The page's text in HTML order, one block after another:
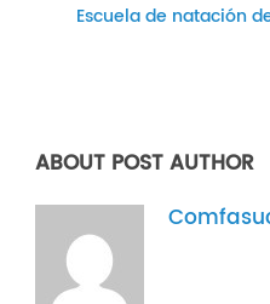
Escuela de natación
ABOUT POST AUTHOR